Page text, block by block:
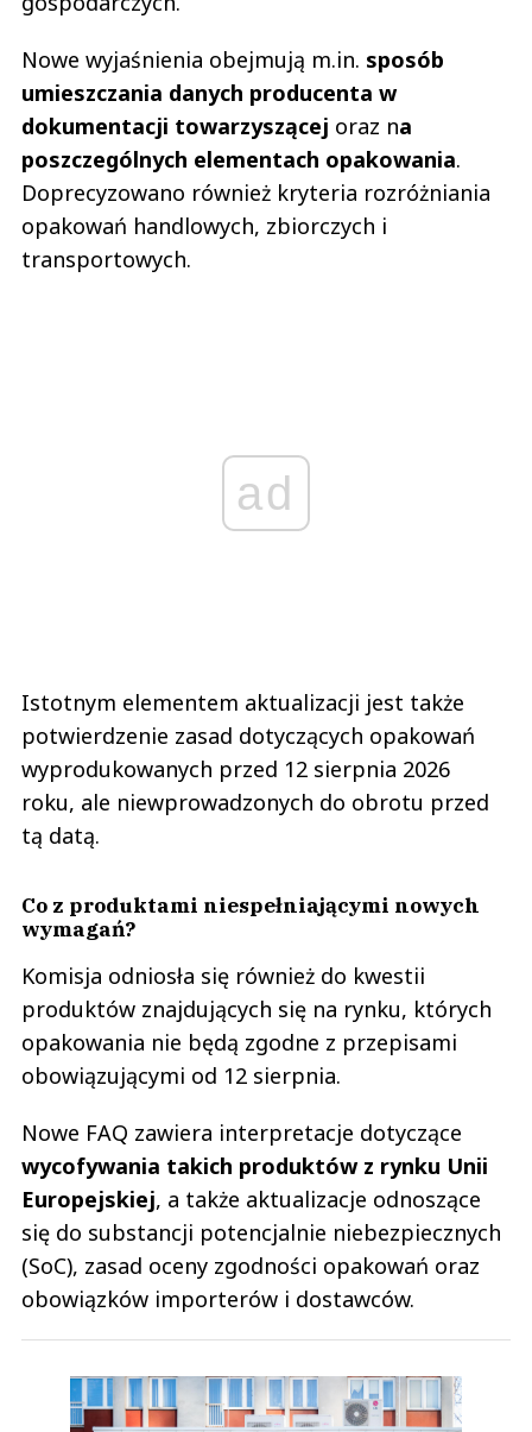
Nowe wyjaśnienia obejmują m.in. sposób
umieszczania danych producenta w
dokumentacji towarzyszącej oraz na
poszczególnych elementach opakowania.
Doprecyzowano również kryteria rozróżniania
opakowań handlowych, zbiorczych i
transportowych.
ad
Istotnym elementem aktualizacji jest także
potwierdzenie zasad dotyczących opakowań
wyprodukowanych przed 12 sierpnia 2026
roku, ale niewprowadzonych do obrotu przed
tą datą.
Co z produktami niespełniającymi nowych
wymagań?
Komisja odniosła się również do kwestii
produktów znajdujących się na rynku, których
opakowania nie będą zgodne z przepisami
obowiązującymi od 12 sierpnia.
Nowe FAQ zawiera interpretacje dotyczące
wycofywania takich produktów z rynku Unii
Europejskiej, a także aktualizacje odnoszące
się do substancji potencjalnie niebezpiecznych
(SoC), zasad oceny zgodności opakowań oraz
obowiązków importerów i dostawców.